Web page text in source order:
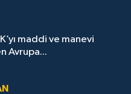
maddi ve manevi
Avrupa...